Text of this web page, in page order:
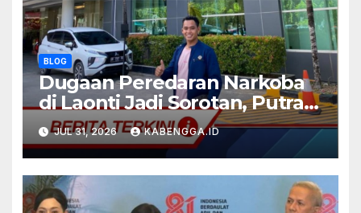
BLOG
Dugaan Peredaran Narkoba
di Laonti Jadi Sorotan, Putra
Daerah Desak Aparat
Bertindak Profesional
JUL 31, 2026 KABENGGA.ID